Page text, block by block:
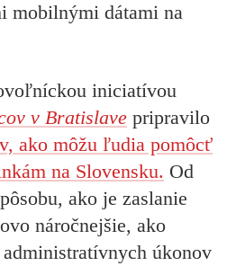
mobilnými dátami na
iniciatívou
v Bratislave pripravilo
ako môžu ľudia pomôcť
na Slovensku. Od
ako je zaslanie
náročnejšie, ako
úkonov